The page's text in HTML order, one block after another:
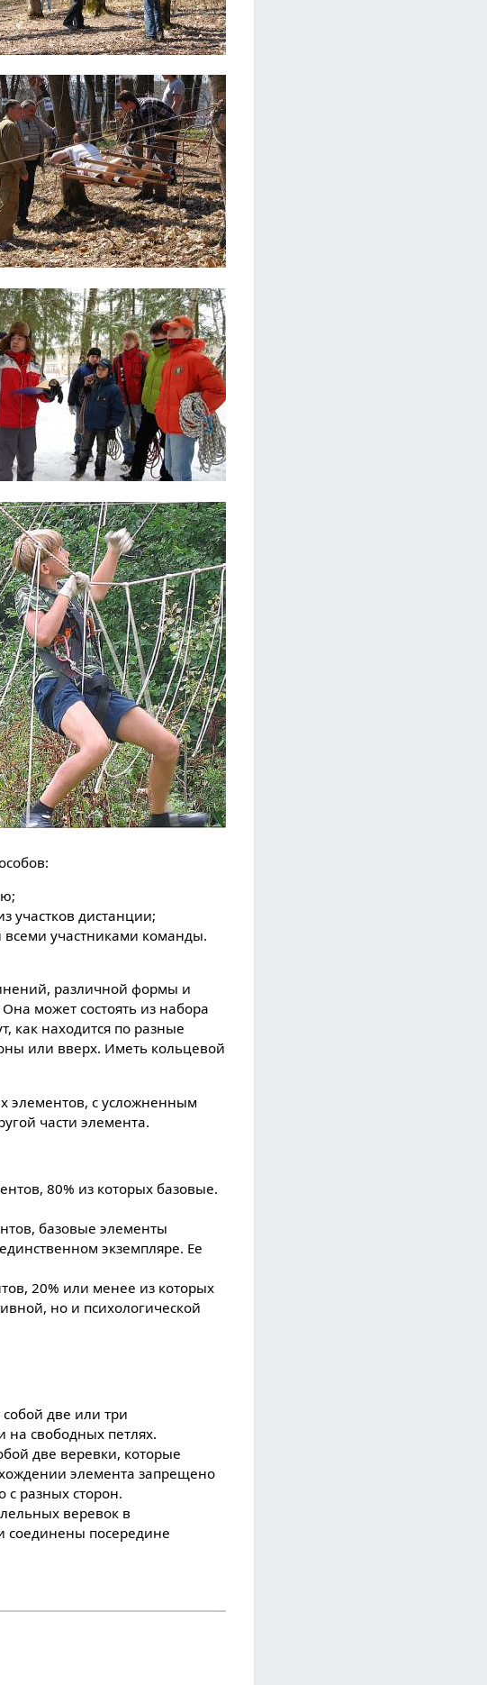
участков дистанции;
участниками команды.
различной формы и
может состоять из набора
как находится по разные
или вверх. Иметь кольцевой
элементов, с усложненным
части элемента.
80% из которых базовые.
базовые элементы
экземпляре. Ее
20% или менее из которых
но и психологической
две или три
свободных петлях.
две веревки, которые
элемента запрещено
с разных сторон.
веревок в
соединены посередине